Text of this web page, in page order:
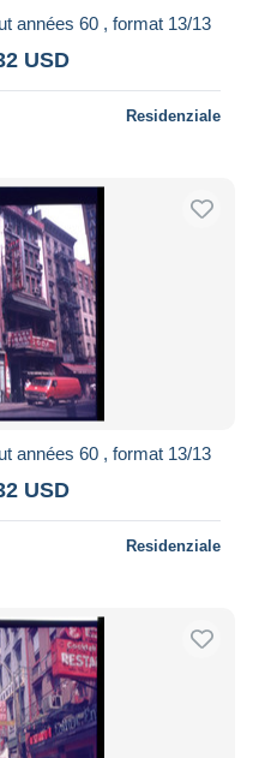
années 60 , format 13/13
USD
Residenziale
années 60 , format 13/13
USD
Residenziale